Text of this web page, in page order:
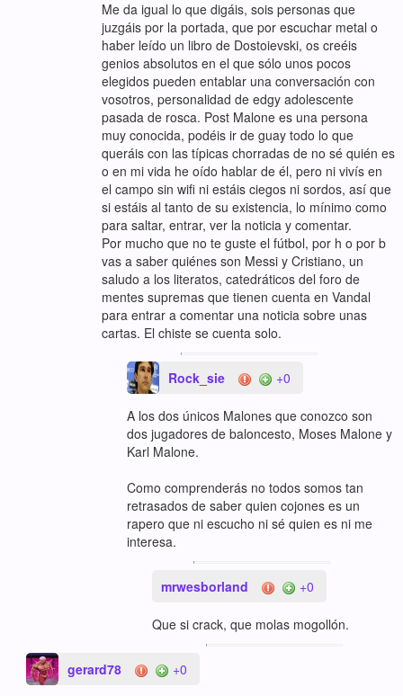
Me da igual lo que digáis, sois personas que
juzgáis por la portada, que por escuchar metal o
haber leído un libro de Dostoievski, os creéis
genios absolutos en el que sólo unos pocos
elegidos pueden entablar una conversación con
vosotros, personalidad de edgy adolescente
pasada de rosca. Post Malone es una persona
muy conocida, podéis ir de guay todo lo que
queráis con las típicas chorradas de no sé quién es
o en mi vida he oído hablar de él, pero ni vivís en
el campo sin wifi ni estáis ciegos ni sordos, así que
si estáis al tanto de su existencia, lo mínimo como
para saltar, entrar, ver la noticia y comentar.
Por mucho que no te guste el fútbol, por h o por b
vas a saber quiénes son Messi y Cristiano, un
saludo a los literatos, catedráticos del foro de
mentes supremas que tienen cuenta en Vandal
para entrar a comentar una noticia sobre unas
cartas. El chiste se cuenta solo.
Rock_sie +0
A los dos únicos Malones que conozco son
dos jugadores de baloncesto, Moses Malone y
Karl Malone.
Como comprenderás no todos somos tan
retrasados de saber quien cojones es un
rapero que ni escucho ni sé quien es ni me
interesa.
mrwesborland +0
Que si crack, que molas mogollón.
gerard78 +0